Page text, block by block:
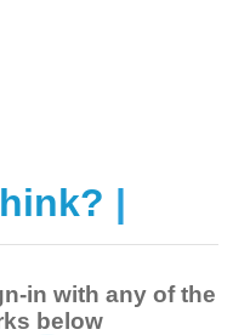
|
in with any of the
below